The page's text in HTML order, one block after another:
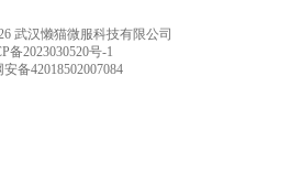
武汉懒猫微服科技有限公司
备2023030520号-1
备42018502007084